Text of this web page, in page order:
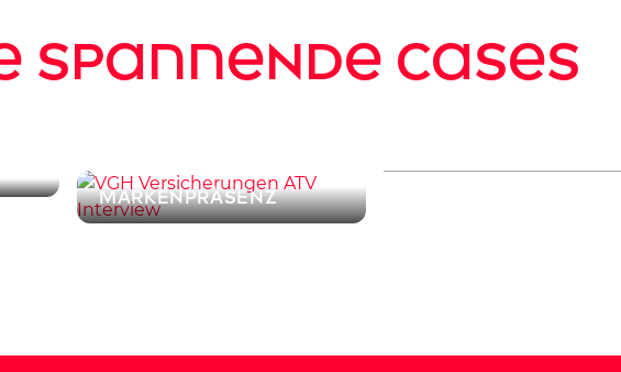
Spannende Cases
Markenpräsenz
Kundencase